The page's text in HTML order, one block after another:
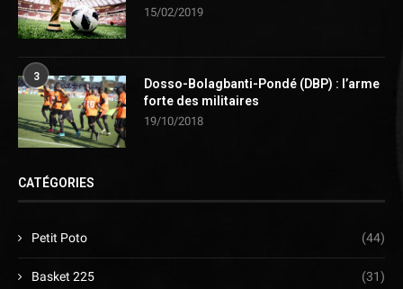
15/02/2019
3
Dosso-Bolagbanti-Pondé (DBP) : l’arme
forte des militaires
19/10/2018
CATÉGORIES
Petit Poto (44)
Basket 225 (31)